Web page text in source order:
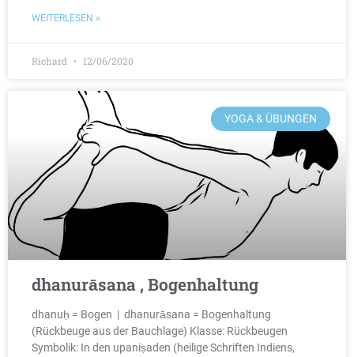
WEITERLESEN »
Richard 12/06/2020
YOGA & ÜBUNGEN
dhanurāsana , Bogenhaltung
dhanuḥ = Bogen | dhanurāsana = Bogenhaltung
(Rückbeuge aus der Bauchlage) Klasse: Rückbeugen
Symbolik: In den upaniṣaden (heilige Schriften Indiens,